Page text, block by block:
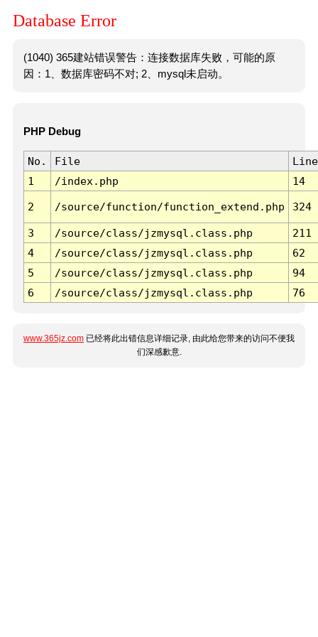
Database Error
(1040) 365建站错误警告：连接数据库失败，可能的原
因：1、数据库密码不对; 2、mysql未启动。
PHP Debug
No. File
Line
1
/index.php 14
2 /source/function/function_extend.php 324
3 /source/class/jzmysql.class.php
211
4
/source/class/jzmysql.class.php
62
5
/source/class/jzmysql.class.php
94
6
/source/class/jzmysql.class.php 76
www.365jz.com 已经将此出错信息详细记录, 由此给您带来的访问不便我
们深感歉意.